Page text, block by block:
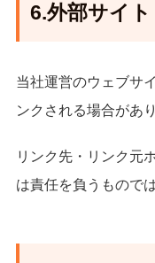
6.外部サイ
当社運営のウェブサ
ンクされる場合があ
リンク先・リンク元
は責任を負うもので